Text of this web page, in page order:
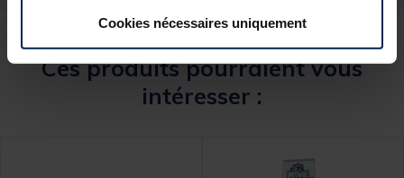
Cookies nécessaires uniquement
Ces produits pourraient vous
intéresser :